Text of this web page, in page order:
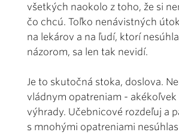
všetkých naokolo z toho, že si
čo chcú. Toľko nenávistných
na lekárov a na ľudí, ktorí
názorom, sa len tak nevidí.
Je to skutočná stoka, doslova.
vládnym opatreniam - akékoľvek
výhrady. Učebnicové rozdeľuj a
s mnohými opatreniami